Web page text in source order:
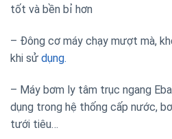
tốt và bền bỉ hơn
– Đông cơ máy chạy mượt mà,
khi sử dụng.
– Máy bơm ly tâm trục ngang
dụng trong hệ thống cấp nước,
tưới tiêu…